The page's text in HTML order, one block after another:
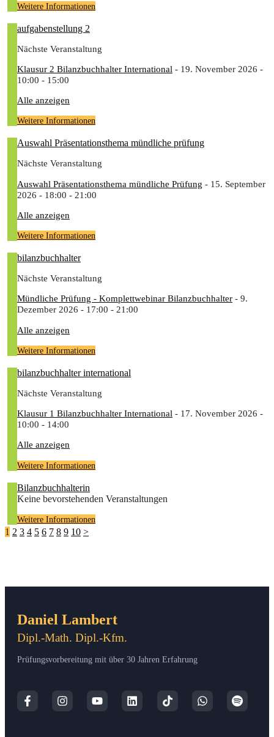
Weitere Informationen
aufgabenstellung 2
Nächste Veranstaltung
Klausur 2 Bilanzbuchhalter International - 19. November 2026 -
10:00 - 15:00
Alle anzeigen
Weitere Informationen
Auswahl Präsentationsthema mündliche prüfung
Nächste Veranstaltung
Auswahl Präsentationsthema mündliche Prüfung - 15. September
2026 - 18:00 - 21:00
Alle anzeigen
Weitere Informationen
bilanzbuchhalter
Nächste Veranstaltung
Mündliche Prüfung - Komplettwebinar Bilanzbuchhalter - 9.
Dezember 2026 - 17:00 - 21:00
Alle anzeigen
Weitere Informationen
bilanzbuchhalter international
Nächste Veranstaltung
Klausur 1 Bilanzbuchhalter International - 17. November 2026 -
10:00 - 14:00
Alle anzeigen
Weitere Informationen
Bilanzbuchhalterin
Keine bevorstehenden Veranstaltungen
Weitere Informationen
1 2 3 4 5 6 7 8 9 10 >
Daniel Lambert
Dipl.-Math. Dipl.-Kfm.
Prüfungsvorbereitung mit über 30 Jahren Erfahrung